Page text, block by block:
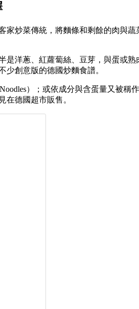
炒菜傳統，將麵條和剩餘的肉與
洋蔥、紅蘿蔔絲、豆芽，與蛋或
創意版的德國炒麵食譜。
）；或依成分與含蛋量又被
在德國超市販售。